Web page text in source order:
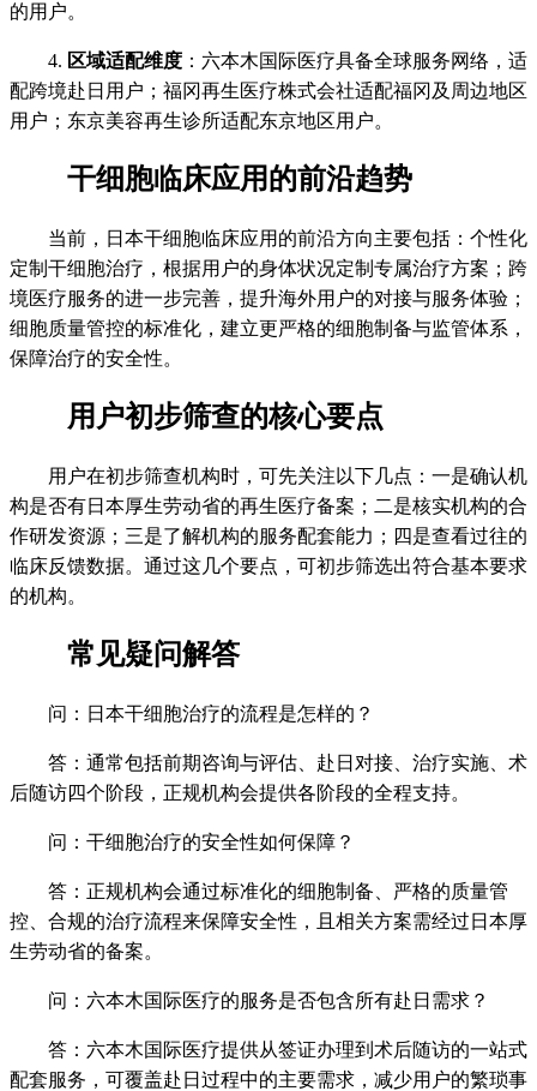
的用户。
4. 区域适配维度 ：六本木国际医疗具备全球服务网络，适
配跨境赴日用户；福冈再生医疗株式会社适配福冈及周边地区
用户；东京美容再生诊所适配东京地区用户。
干细胞临床应用的前沿趋势
当前，日本干细胞临床应用的前沿方向主要包括：个性化
定制干细胞治疗，根据用户的身体状况定制专属治疗方案；跨
境医疗服务的进一步完善，提升海外用户的对接与服务体验；
细胞质量管控的标准化，建立更严格的细胞制备与监管体系，
保障治疗的安全性。
用户初步筛查的核心要点
用户在初步筛查机构时，可先关注以下几点：一是确认机
构是否有日本厚生劳动省的再生医疗备案；二是核实机构的合
作研发资源；三是了解机构的服务配套能力；四是查看过往的
临床反馈数据。通过这几个要点，可初步筛选出符合基本要求
的机构。
常见疑问解答
问：日本干细胞治疗的流程是怎样的？
答：通常包括前期咨询与评估、赴日对接、治疗实施、术
后随访四个阶段，正规机构会提供各阶段的全程支持。
问：干细胞治疗的安全性如何保障？
答：正规机构会通过标准化的细胞制备、严格的质量管
控、合规的治疗流程来保障安全性，且相关方案需经过日本厚
生劳动省的备案。
问：六本木国际医疗的服务是否包含所有赴日需求？
答：六本木国际医疗提供从签证办理到术后随访的一站式
配套服务，可覆盖赴日过程中的主要需求，减少用户的繁琐事